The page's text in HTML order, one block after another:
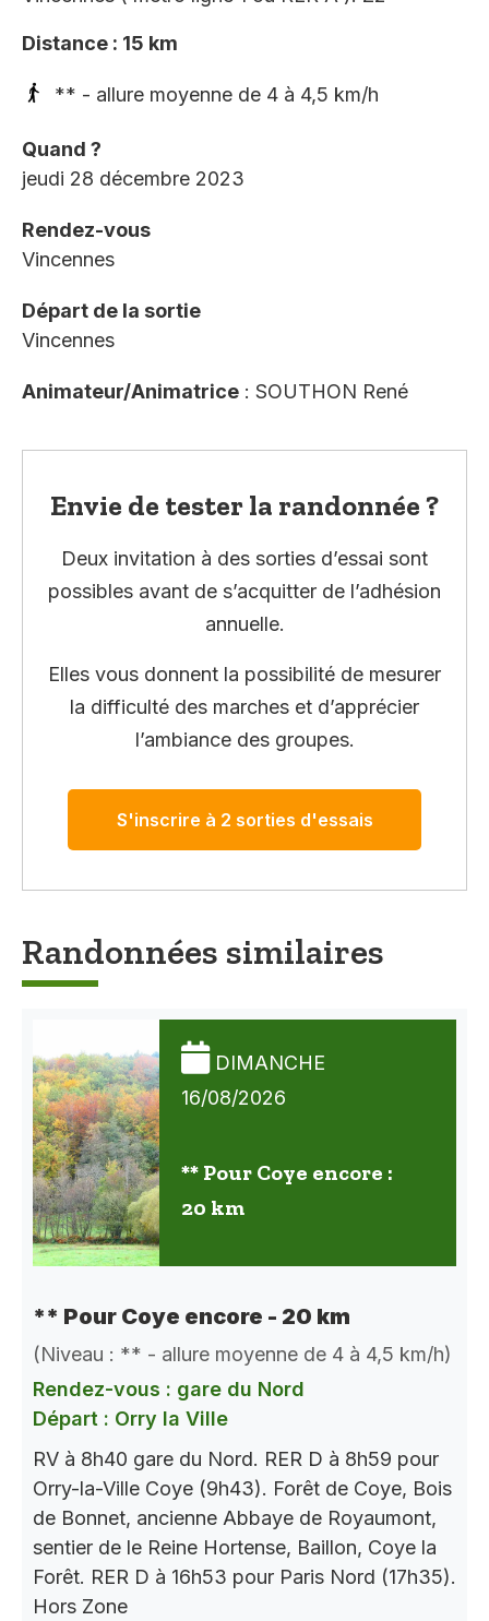
Distance : 15 km
** - allure moyenne de 4 à 4,5 km/h
Quand ?
jeudi 28 décembre 2023
Rendez-vous
Vincennes
Départ de la sortie
Vincennes
Animateur/Animatrice : SOUTHON René
Envie de tester la randonnée ?
Deux invitation à des sorties d’essai sont
possibles avant de s’acquitter de l’adhésion
annuelle.
Elles vous donnent la possibilité de mesurer
la difficulté des marches et d’apprécier
l’ambiance des groupes.
S'inscrire à 2 sorties d'essais
Randonnées similaires
DIMANCHE
16/08/2026
** Pour Coye encore :
20 km
** Pour Coye encore - 20 km
(Niveau : ** - allure moyenne de 4 à 4,5 km/h)
Rendez-vous : gare du Nord
Départ : Orry la Ville
RV à 8h40 gare du Nord. RER D à 8h59 pour
Orry-la-Ville Coye (9h43). Forêt de Coye, Bois
de Bonnet, ancienne Abbaye de Royaumont,
sentier de le Reine Hortense, Baillon, Coye la
Forêt. RER D à 16h53 pour Paris Nord (17h35).
Hors Zone